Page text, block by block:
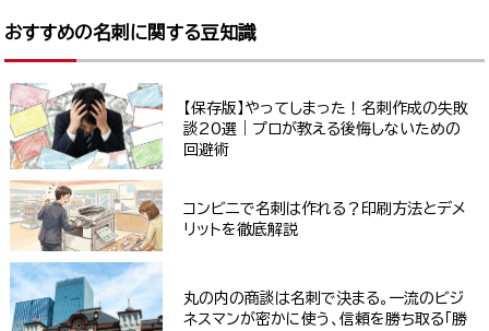
おすすめの名刺に関する豆知識
【保存版】やってしまった！名刺作成の失敗
談20選｜プロが教える後悔しないための
回避術
コンビニで名刺は作れる？印刷方法とデメ
リットを徹底解説
丸の内の商談は名刺で決まる。一流のビジ
ネスマンが密かに使う、信頼を勝ち取る「勝